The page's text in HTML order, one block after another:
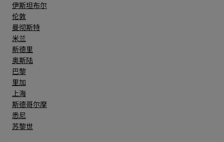
伊斯坦布尔
伦敦
曼彻斯特
米兰
新德里
奥斯陆
巴黎
里加
上海
斯德哥尔摩
悉尼
苏黎世